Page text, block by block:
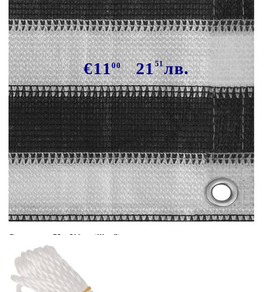
Балконски параван, HDPE, 75x500
см, антрацит и бяло
€1100 2151лв.
В наличност: 53 бр.
Време за доставка: 5 до 9 дни
Безплатна доставка до адрес при плащане по банков път
Размери:
75 х 500 см (Ш x Д)
EAN code:
8720286094136
Състав:
100% HDPE (полиетилен с висока плътност)